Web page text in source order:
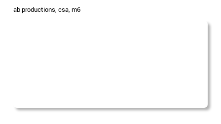
ab productions,csa,m6